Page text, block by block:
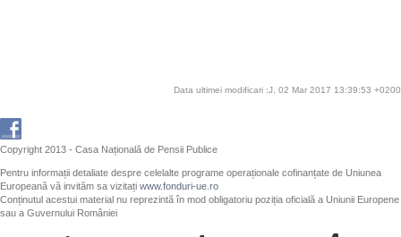
Data ultimei modificari :J, 02 Mar 2017 13:39:53 +0200
Copyright 2013 - Casa Națională de Pensii Publice
Pentru informații detaliate despre celelalte programe operaționale cofinanțate de Uniunea
Europeană vă invităm sa vizitați www.fonduri-ue.ro
Conținutul acestui material nu reprezintă în mod obligatoriu poziția oficială a Uniunii Europene
sau a Guvernului României